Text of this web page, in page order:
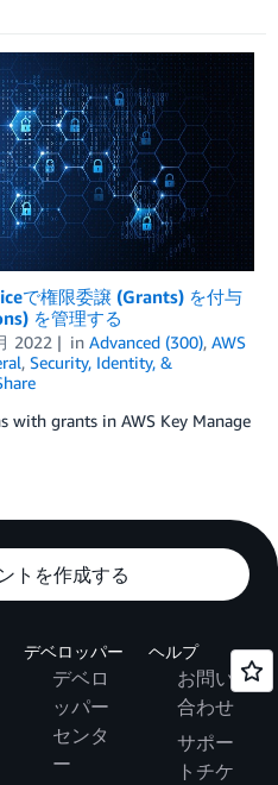
で権限委譲 (Grants) を付与
を管理する
2022 in Advanced (300), AWS
, Security, Identity, &
with grants in AWS Key Manage
トを作成する
デベロッパー
デベロ
ッパー
センタ
ー
ヘルプ
お問い
合わせ
サポー
トチケ